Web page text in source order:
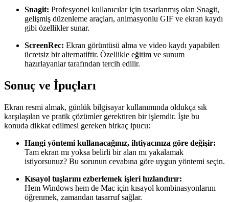
Snagit: Profesyonel kullanıcılar için tasarlanmış olan Snagit,
gelişmiş düzenleme araçları, animasyonlu GIF ve ekran kaydı
gibi özellikler sunar.
ScreenRec: Ekran görüntüsü alma ve video kaydı yapabilen
ücretsiz bir alternatiftir. Özellikle eğitim ve sunum
hazırlayanlar tarafından tercih edilir.
Sonuç ve İpuçları
Ekran resmi almak, günlük bilgisayar kullanımında oldukça sık
karşılaşılan ve pratik çözümler gerektiren bir işlemdir. İşte bu
konuda dikkat edilmesi gereken birkaç ipucu:
Hangi yöntemi kullanacağınız, ihtiyacınıza göre değişir:
Tam ekran mı yoksa belirli bir alan mı yakalamak
istiyorsunuz? Bu sorunun cevabına göre uygun yöntemi seçin.
Kısayol tuşlarını ezberlemek işleri hızlandırır:
Hem Windows hem de Mac için kısayol kombinasyonlarını
öğrenmek, zamandan tasarruf sağlar.